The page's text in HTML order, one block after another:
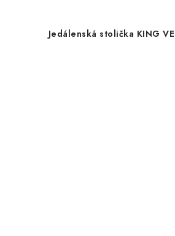
Jedálenská stolička KING